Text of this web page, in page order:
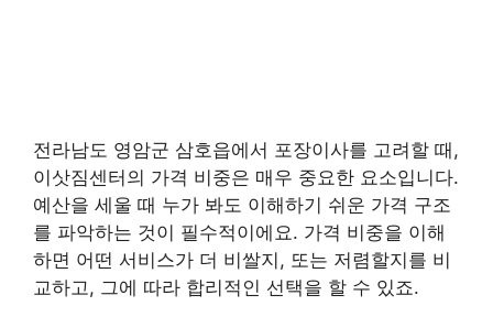
전라남도 영암군 삼호읍에서 포장이사를 고려할 때,
이삿짐센터의 가격 비중은 매우 중요한 요소입니다.
예산을 세울 때 누가 봐도 이해하기 쉬운 가격 구조
를 파악하는 것이 필수적이에요. 가격 비중을 이해
하면 어떤 서비스가 더 비쌀지, 또는 저렴할지를 비
교하고, 그에 따라 합리적인 선택을 할 수 있죠.